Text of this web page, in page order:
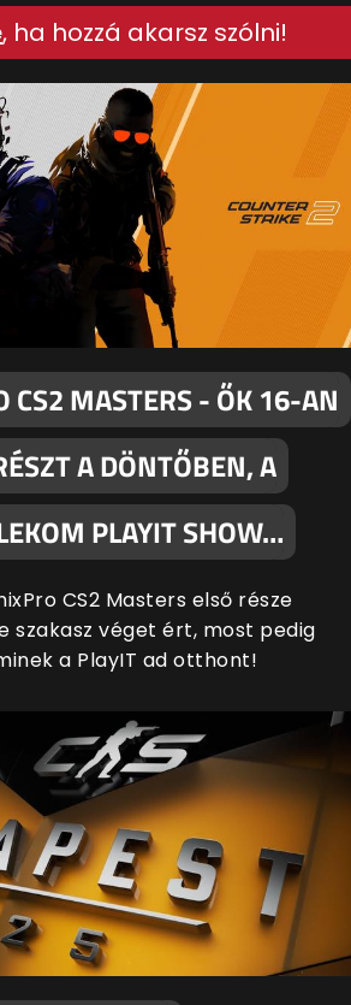
, ha hozzá akarsz szólni!
CS2 MASTERS - ŐK 16-AN
A DÖNTŐBEN, A
PLAYIT SHOW…
CS2 Masters első része
szakasz véget ért, most pedig
a PlayIT ad otthont!